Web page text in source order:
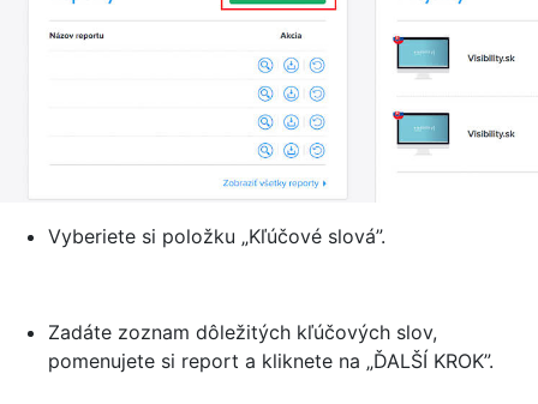
Vyberiete si položku „Kľúčové slová”.
Zadáte zoznam dôležitých kľúčových slov,
pomenujete si report a kliknete na „ĎALŠÍ KROK”.